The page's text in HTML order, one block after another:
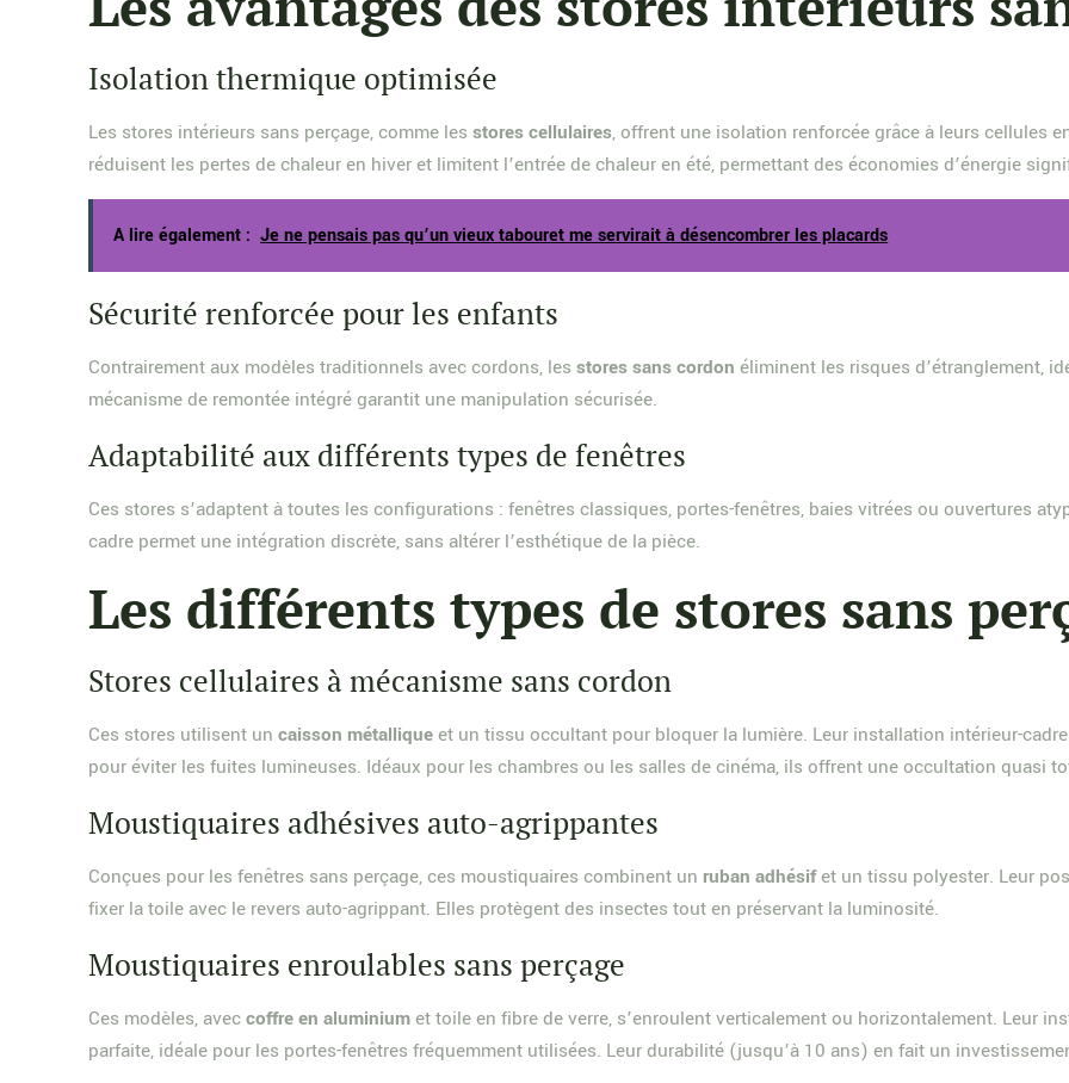
Isolation thermique optimisée
Les stores intérieurs sans perçage, comme lesstores cellulaires, offrent une isolation renforcée grâce à leurs cellules
réduisent les pertes de chaleur en hiver et limitent l’entrée de chaleur en été, permettant des économies d’énergie
A lire également : Je ne pensais pas qu’un vieux tabouret me servirait à désencombrer les placards
Sécurité renforcée pour les enfants
Contrairement aux modèles traditionnels avec cordons, lesstores sans cordon éliminent les risques d’étranglement,
mécanisme de remontée intégré garantit une manipulation sécurisée.
Adaptabilité aux différents types de fenêtres
Ces stores s’adaptent à toutes les configurations : fenêtres classiques, portes-fenêtres, baies vitrées ou ouvertures
cadre permet une intégration discrète, sans altérer l’esthétique de la pièce.
Les différents types de stores sans
Stores cellulaires à mécanisme sans cordon
Ces stores utilisent uncaisson métalliqueet un tissu occultant pour bloquer la lumière. Leur installation intérieur-
pour éviter les fuites lumineuses. Idéaux pour les chambres ou les salles de cinéma, ils offrent une occultation quasi
Moustiquaires adhésives auto-agrippantes
Conçues pour les fenêtres sans perçage, ces moustiquaires combinent un ruban adhésifet un tissu polyester. Leur
fixer la toile avec le revers auto-agrippant. Elles protègent des insectes tout en préservant la luminosité.
Moustiquaires enroulables sans perçage
Ces modèles, aveccoffre en aluminiumet toile en fibre de verre, s’enroulent verticalement ou horizontalement. Leur
parfaite, idéale pour les portes-fenêtres fréquemment utilisées. Leur durabilité (jusqu’à 10 ans) en fait un